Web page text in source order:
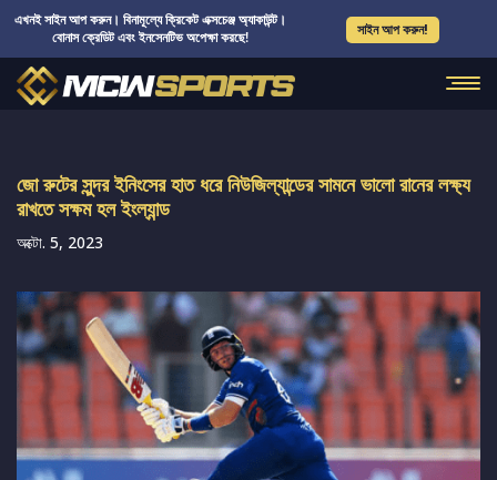
এখনই সাইন আপ করুন। বিনামূল্যে ক্রিকেট এক্সচেঞ্জ অ্যাকাউন্ট।
বোনাস ক্রেডিট এবং ইনসেনটিভ অপেক্ষা করছে!
সাইন আপ করুন!
জো রুটের সুন্দর ইনিংসের হাত ধরে নিউজিল্যান্ডের সামনে ভালো রানের লক্ষ্য
রাখতে সক্ষম হল ইংল্যান্ড
অক্টো. 5, 2023